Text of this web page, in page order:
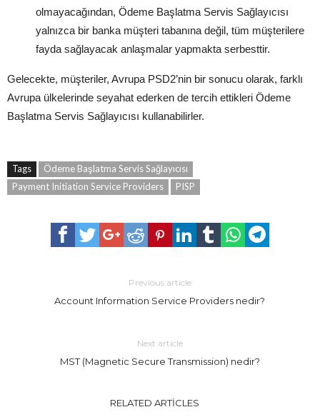
olmayacağından, Ödeme Başlatma Servis Sağlayıcısı
yalnızca bir banka müşteri tabanına değil, tüm müşterilere
fayda sağlayacak anlaşmalar yapmakta serbesttir.
Gelecekte, müşteriler, Avrupa PSD2’nin bir sonucu olarak, farklı
Avrupa ülkelerinde seyahat ederken de tercih ettikleri Ödeme
Başlatma Servis Sağlayıcısı kullanabilirler.
Tags
Ödeme Başlatma Servis Sağlayıcısı
Payment Initiation Service Providers
PISP
Previous article
Account Information Service Providers nedir?
Next article
MST (Magnetic Secure Transmission) nedir?
RELATED ARTICLES